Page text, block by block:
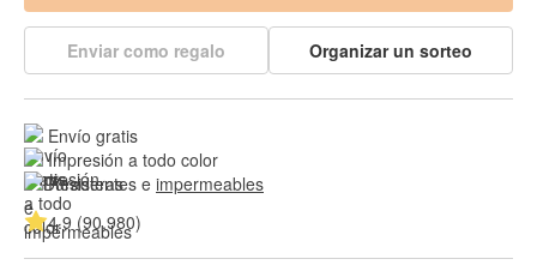
Enviar como regalo Organizar un sorteo
Envío gratis
Impresión a todo color
Resistentes e impermeables
4.9 (90,980)